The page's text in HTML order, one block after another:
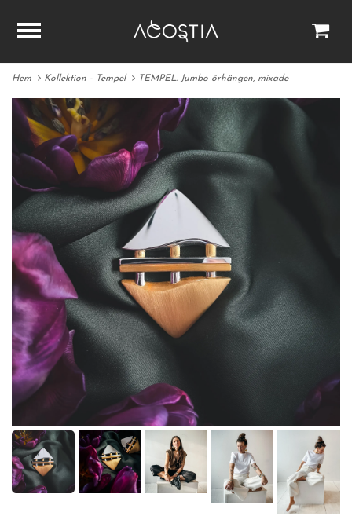
Hem Kollektion - Tempel TEMPEL. Jumbo örhängen, mixade